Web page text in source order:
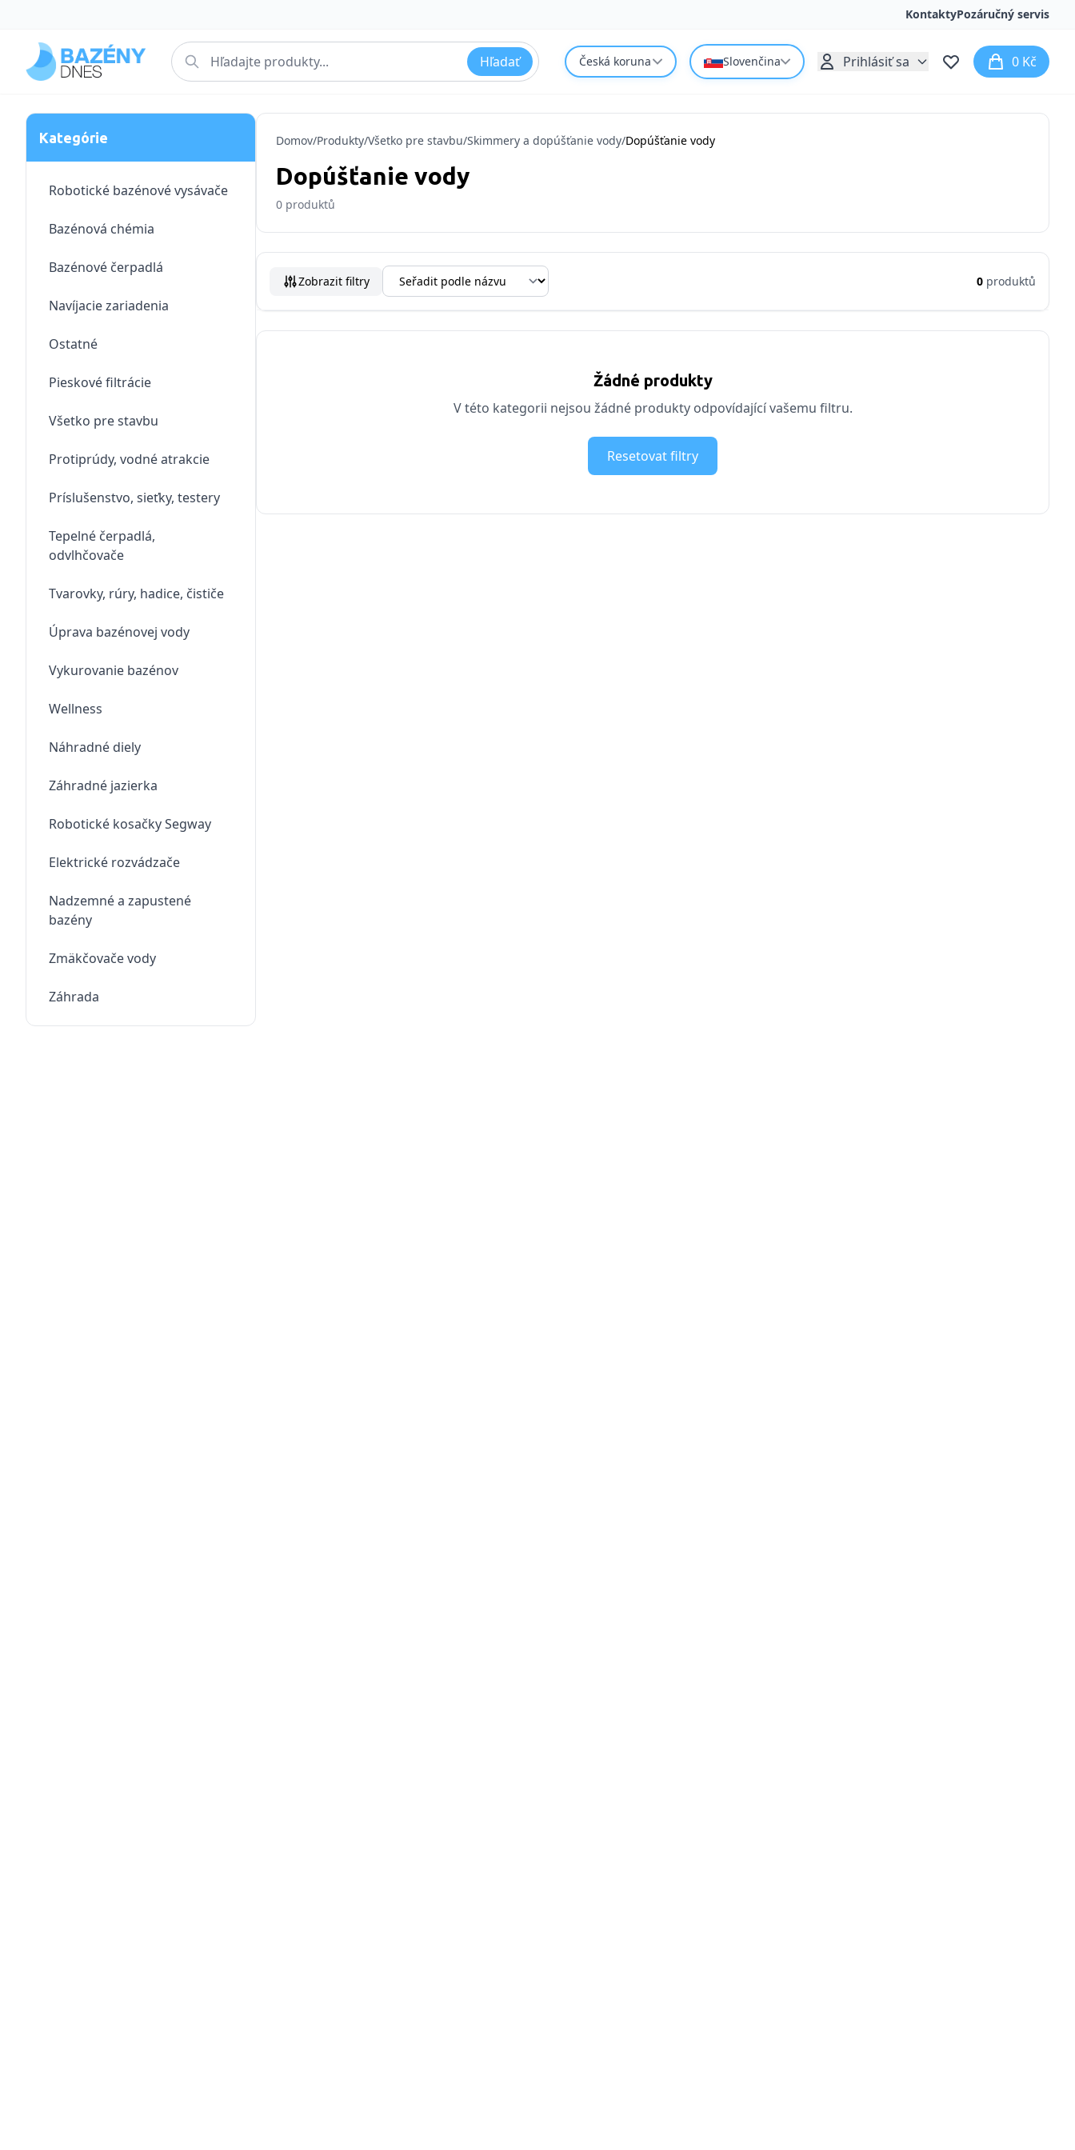
KontaktyPozáručný servis
Hľadať Česká koruna Slovenčina Prihlásiť sa 0 Kč
Kategórie
Robotické bazénové vysávače
Bazénová chémia
Bazénové čerpadlá
Navíjacie zariadenia
Ostatné
Pieskové filtrácie
Všetko pre stavbu
Protiprúdy, vodné atrakcie
Príslušenstvo, sieťky, testery
Tepelné čerpadlá,
odvlhčovače
Tvarovky, rúry, hadice, čističe
Úprava bazénovej vody
Vykurovanie bazénov
Wellness
Náhradné diely
Záhradné jazierka
Robotické kosačky Segway
Elektrické rozvádzače
Nadzemné a zapustené
bazény
Zmäkčovače vody
Záhrada
Domov/Produkty/Všetko pre stavbu/Skimmery a dopúšťanie vody/Dopúšťanie vody
Dopúšťanie vody
0 produktů
Zobrazit filtry 0 produktů
Žádné produkty
V této kategorii nejsou žádné produkty odpovídající vašemu filtru.
Resetovat filtry